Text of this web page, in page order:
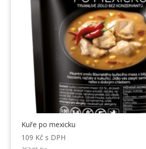
Kuře po mexicku
109 Kč s DPH